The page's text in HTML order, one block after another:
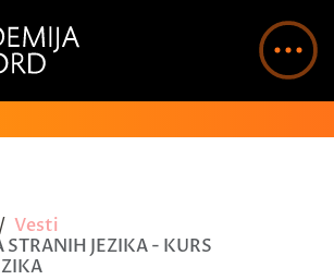
Vesti
STRANIH JEZIKA - KURS